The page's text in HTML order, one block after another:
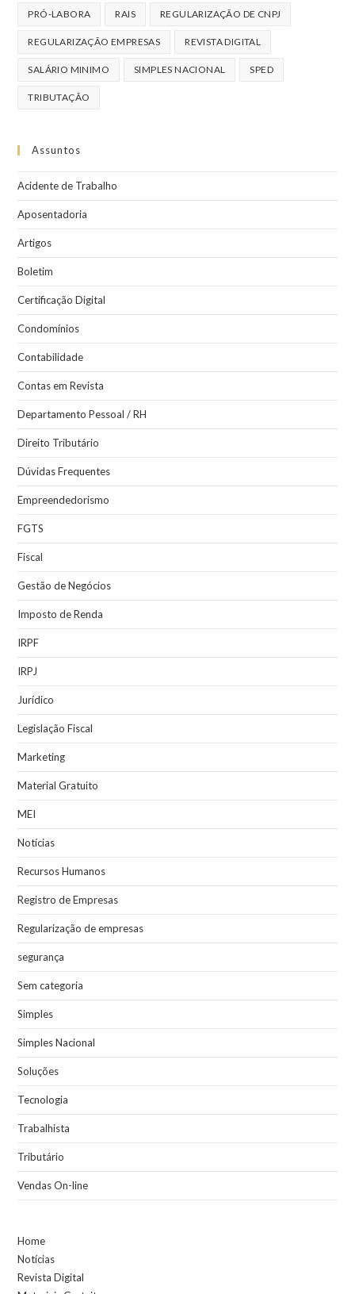
PRÓ-LABORA RAIS REGULARIZAÇÃO DE CNPJ
REGULARIZAÇÃO EMPRESAS REVISTA DIGITAL
SALÁRIO MINIMO SIMPLES NACIONAL SPED
TRIBUTAÇÃO
Assuntos
Acidente de Trabalho
Aposentadoria
Artigos
Boletim
Certificação Digital
Condomínios
Contabilidade
Contas em Revista
Departamento Pessoal / RH
Direito Tributário
Dúvidas Frequentes
Empreendedorismo
FGTS
Fiscal
Gestão de Negócios
Imposto de Renda
IRPF
IRPJ
Jurídico
Legislação Fiscal
Marketing
Material Gratuito
MEI
Notícias
Recursos Humanos
Registro de Empresas
Regularização de empresas
segurança
Sem categoria
Simples
Simples Nacional
Soluções
Tecnologia
Trabalhista
Tributário
Vendas On-line
Home
Notícias
Revista Digital